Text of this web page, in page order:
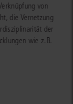
von
die Vernetzung
der
wie z.B.